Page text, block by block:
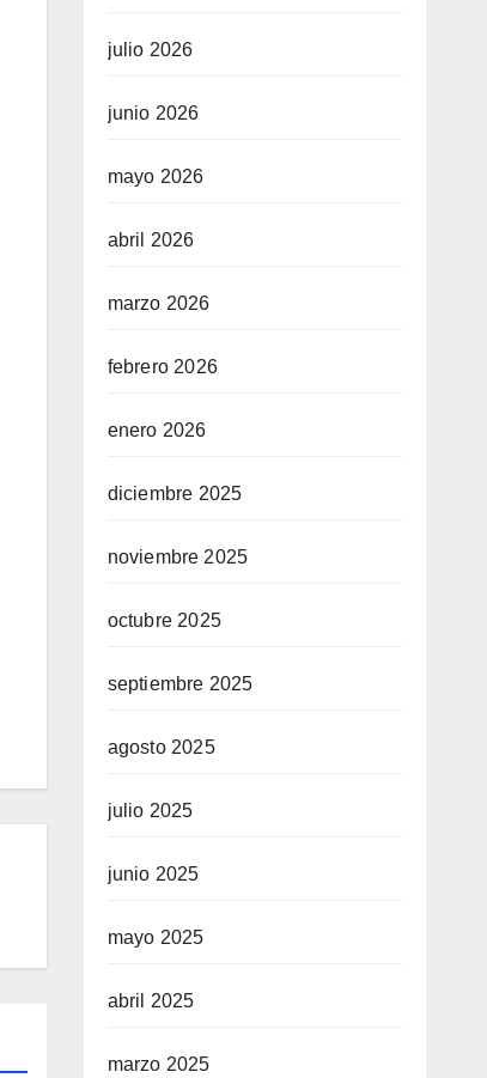
julio 2026
junio 2026
mayo 2026
abril 2026
marzo 2026
febrero 2026
enero 2026
diciembre 2025
noviembre 2025
octubre 2025
septiembre 2025
agosto 2025
julio 2025
junio 2025
mayo 2025
abril 2025
marzo 2025